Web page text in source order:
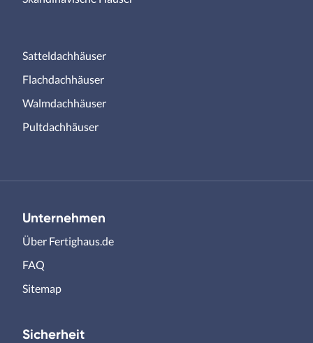
Satteldachhäuser
Flachdachhäuser
Walmdachhäuser
Pultdachhäuser
Unternehmen
Über Fertighaus.de
FAQ
Sitemap
Sicherheit